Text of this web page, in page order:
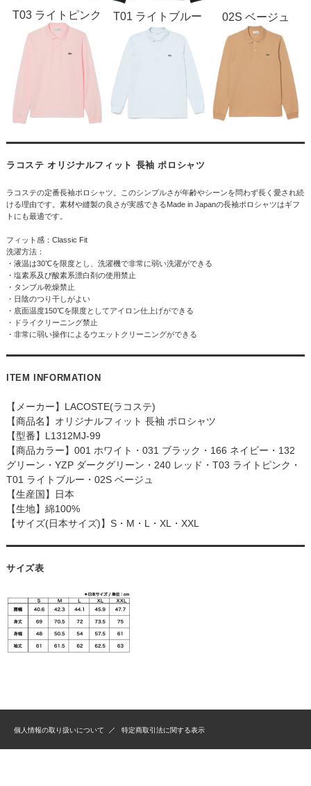
T03 ライトピンク T01 ライトブルー 02S ベージュ
ラコステ オリジナルフィット 長袖 ポロシャツ
ラコステの定番長袖ポロシャツ。このシンプルさが年齢やシーンを問わず長く愛され続
ける理由です。素材や縫製の良さが実感できるMade in Japanの長袖ポロシャツはギフ
トにも最適です。
フィット感：Classic Fit
洗濯方法：
・液温は30℃を限度とし、洗濯機で非常に弱い洗濯ができる
・塩素系及び酸素系漂白剤の使用禁止
・タンブル乾燥禁止
・日陰のつり干しがよい
・底面温度150℃を限度としてアイロン仕上げができる
・ドライクリーニング禁止
・非常に弱い操作によるウエットクリーニングができる
ITEM INFORMATION
【メーカー】LACOSTE(ラコステ)
【商品名】オリジナルフィット 長袖 ポロシャツ
【型番】L1312MJ-99
【商品カラー】001 ホワイト・031 ブラック・166 ネイビー・132
グリーン・YZP ダークグリーン・240 レッド・T03 ライトピンク・
T01 ライトブルー・02S ベージュ
【生産国】日本
【生地】綿100%
【サイズ(日本サイズ)】S・M・L・XL・XXL
サイズ表
個人情報の取り扱いについて 特定商取引法に関する表示